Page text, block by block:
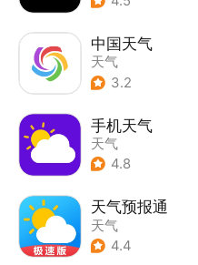
中国天气
天气
3.2
手机天气
天气
4.8
天气预报通
天气
4.4